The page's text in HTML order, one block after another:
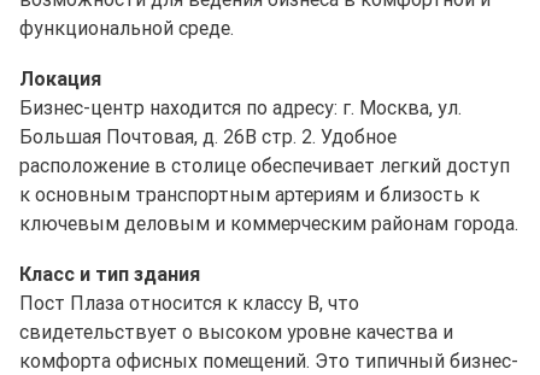
функциональной среде.
Локация
Бизнес-центр находится по адресу: г. Москва, ул.
Большая Почтовая, д. 26В стр. 2. Удобное
расположение в столице обеспечивает легкий доступ
к основным транспортным артериям и близость к
ключевым деловым и коммерческим районам города.
Класс и тип здания
Пост Плаза относится к классу B, что
свидетельствует о высоком уровне качества и
комфорта офисных помещений. Это типичный бизнес-